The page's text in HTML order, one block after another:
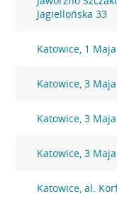
Jagiellońska 33
Katowice, 1 Maja
Katowice, 3
Katowice, 3
Katowice, 3
Katowice, al.